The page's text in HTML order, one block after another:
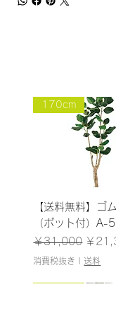
170cm
【送料無料】ゴ
（ポット付）A-
通常価格
￥31,000 セー
￥
消費税抜き 送料